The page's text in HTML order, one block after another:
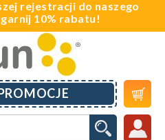
rejestracji do naszego
10% rabatu!
